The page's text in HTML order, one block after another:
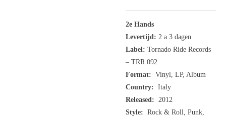
2e Hands
Levertijd: 2 a 3 dagen
Label: Tornado Ride Records
‎– TRR 092
Format: Vinyl, LP, Album
Country: Italy
Released: 2012
Style: Rock & Roll, Punk,